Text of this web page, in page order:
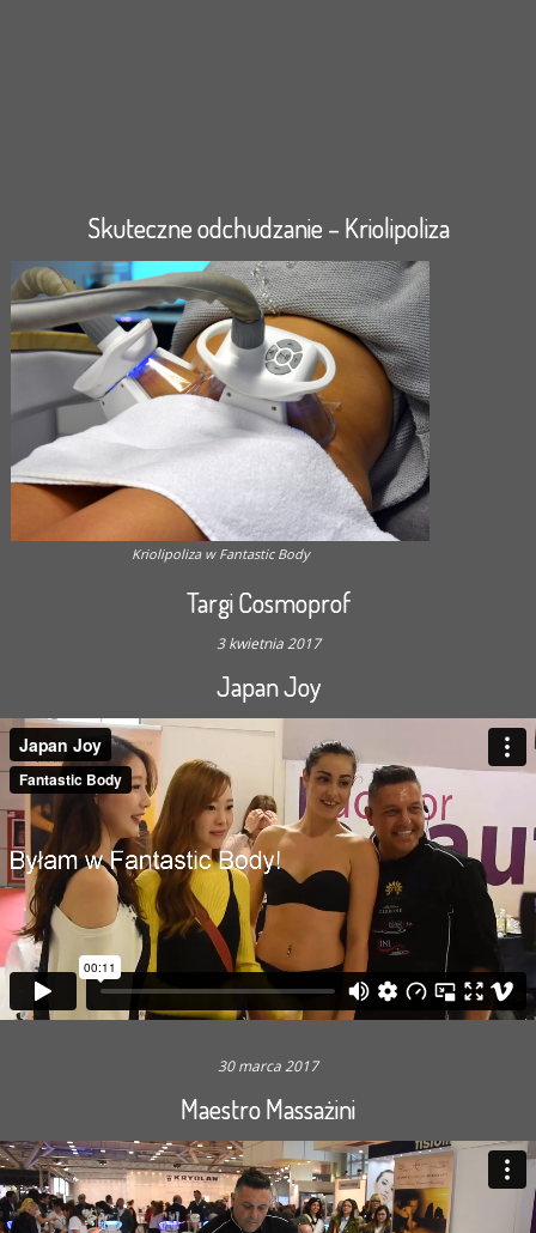
Skuteczne odchudzanie – Kriolipoliza
Kriolipoliza w Fantastic Body
Targi Cosmoprof
3 kwietnia 2017
Japan Joy
30 marca 2017
Maestro Massażini